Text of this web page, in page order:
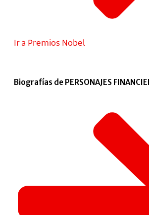
Ir a Premios Nobel
Biografías de PERSONAJES